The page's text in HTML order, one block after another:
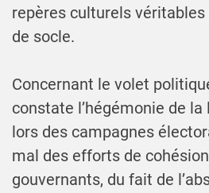
repères culturels
de socle.
Concernant le volet
constate l’hégémonie de
lors des campagnes
mal des efforts de
gouvernants, du fait de